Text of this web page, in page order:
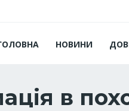
НОВИНИ
в